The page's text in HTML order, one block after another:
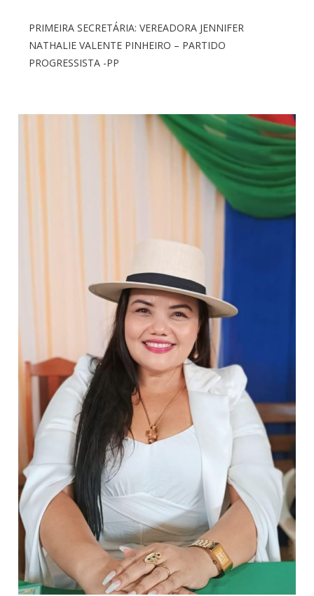
PRIMEIRA SECRETÁRIA: VEREADORA JENNIFER
NATHALIE VALENTE PINHEIRO – PARTIDO
PROGRESSISTA -PP